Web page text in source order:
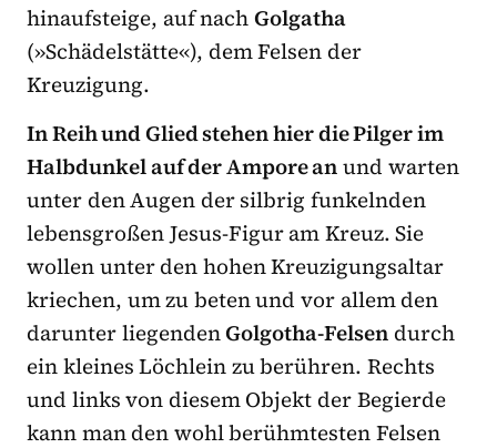
hinaufsteige, auf nachGolgatha
(»Schädelstätte«), dem Felsen der
Kreuzigung.
In Reih und Glied stehen hier die Pilger im
Halbdunkel auf der Ampore anund warten
unter den Augen der silbrig funkelnden
lebensgroßen Jesus-Figur am Kreuz. Sie
wollen unter den hohen Kreuzigungsaltar
kriechen, um zu beten und vor allem den
darunter liegendenGolgotha-Felsen durch
ein kleines Löchlein zu berühren. Rechts
und links von diesem Objekt der Begierde
kann man den wohl berühmtesten Felsen